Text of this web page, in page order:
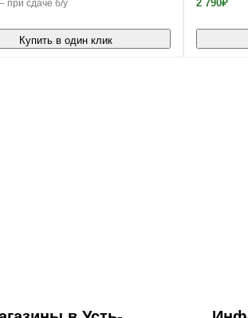
при сдаче б/у
Купить в один клик
2 790₽